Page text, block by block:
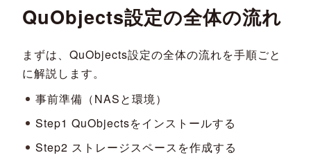
QuObjects設定の全体の流れ
まずは、QuObjects設定の全体の流れを手順ごと
に解説します。
事前準備（NASと環境）
Step1 QuObjectsをインストールする
Step2 ストレージスペースを作成する